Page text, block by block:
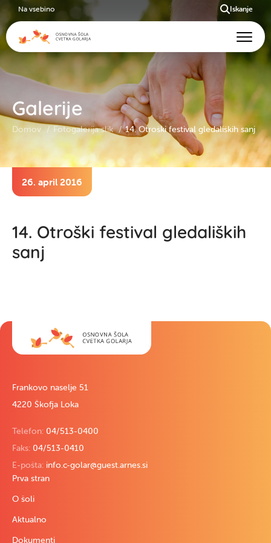
Galerije
Domov Fotogalerija slik 14. Otroški festival gledaliških sanj
26. april 2016
14. Otroški festival gledaliških
sanj
Frankovo naselje 51
4220 Škofja Loka
Telefon: 04/513-0400
Faks: 04/513-0410
E-pošta: info.c-golar@guest.arnes.si
Prva stran
O šoli
Aktualno
Dokumenti
Na vsebino Iskanje